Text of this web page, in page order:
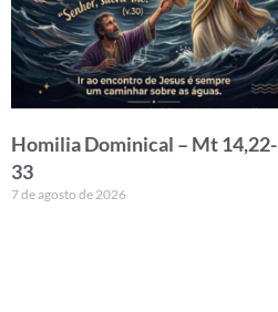
Homilia Dominical – Mt 14,22-
33
7 de agosto de 2026